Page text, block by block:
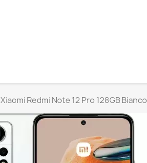
Xiaomi Redmi Note 12 Pro 128GB Bianco